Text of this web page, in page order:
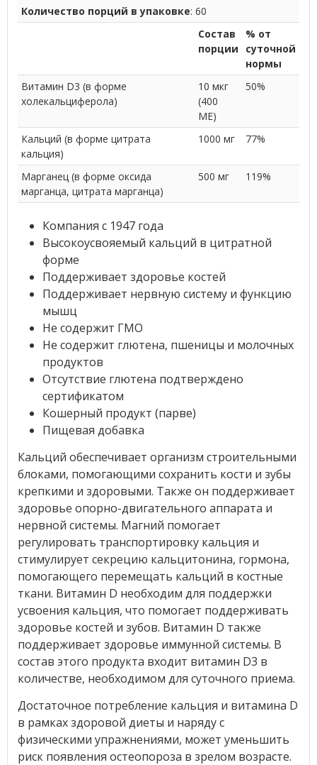
Количество порций в упаковке: 60
Состав
порции
% от
суточной
нормы
Витамин D3 (в форме
холекальциферола)
10 мкг
(400
МЕ)
50%
Кальций (в форме цитрата
кальция)
1000 мг 77%
Марганец (в форме оксида
марганца, цитрата марганца)
500 мг 119%
Компания с 1947 года
Высокоусвояемый кальций в цитратной
форме
Поддерживает здоровье костей
Поддерживает нервную систему и функцию
мышц
Не содержит ГМО
Не содержит глютена, пшеницы и молочных
продуктов
Отсутствие глютена подтверждено
сертификатом
Кошерный продукт (парве)
Пищевая добавка
Кальций обеспечивает организм строительными
блоками, помогающими сохранить кости и зубы
крепкими и здоровыми. Также он поддерживает
здоровье опорно-двигательного аппарата и
нервной системы. Магний помогает
регулировать транспортировку кальция и
стимулирует секрецию кальцитонина, гормона,
помогающего перемещать кальций в костные
ткани. Витамин D необходим для поддержки
усвоения кальция, что помогает поддерживать
здоровье костей и зубов. Витамин D также
поддерживает здоровье иммунной системы. В
состав этого продукта входит витамин D3 в
количестве, необходимом для суточного приема.
Достаточное потребление кальция и витамина D
в рамках здоровой диеты и наряду с
физическими упражнениями, может уменьшить
риск появления остеопороза в зрелом возрасте.